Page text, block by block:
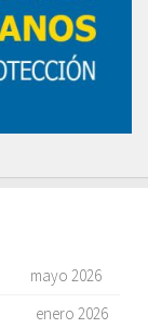
mayo 2026
enero 2026